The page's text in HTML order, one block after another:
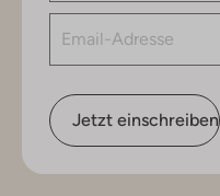
Jetzt einschreiben